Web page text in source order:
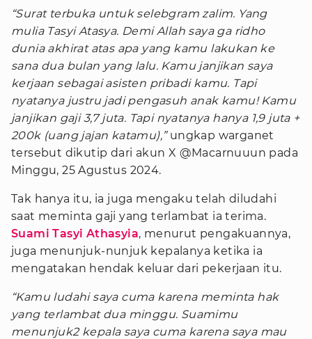
“Surat terbuka untuk selebgram zalim. Yang
mulia Tasyi Atasya. Demi Allah saya ga ridho
dunia akhirat atas apa yang kamu lakukan ke
sana dua bulan yang lalu. Kamu janjikan saya
kerjaan sebagai asisten pribadi kamu. Tapi
nyatanya justru jadi pengasuh anak kamu! Kamu
janjikan gaji 3,7 juta. Tapi nyatanya hanya 1,9 juta +
200k (uang jajan katamu),”ungkap warganet
tersebut dikutip dari akun X @Macarnuuun pada
Minggu, 25 Agustus 2024.
Tak hanya itu, ia juga mengaku telah diludahi
saat meminta gaji yang terlambat ia terima.
Suami Tasyi Athasyia, menurut pengakuannya,
juga menunjuk-nunjuk kepalanya ketika ia
mengatakan hendak keluar dari pekerjaan itu.
“Kamu ludahi saya cuma karena meminta hak
yang terlambat dua minggu. Suamimu
menunjuk2 kepala saya cuma karena saya mau